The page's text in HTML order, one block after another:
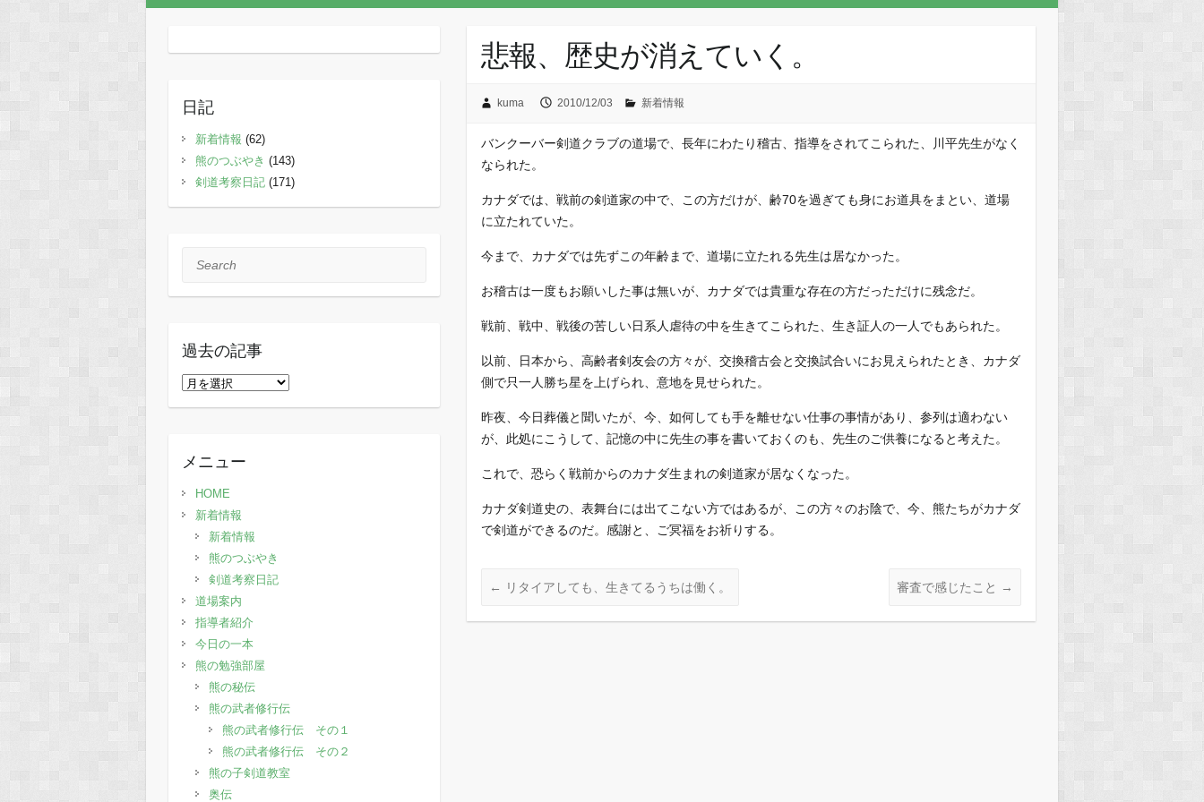
悲報、歴史が消えていく。
kuma 2010/12/03 新着情報
バンクーバー剣道クラブの道場で、長年にわたり稽古、指導をされてこられた、川平先生がなく
なられた。
カナダでは、戦前の剣道家の中で、この方だけが、齢70を過ぎても身にお道具をまとい、道場
に立たれていた。
今まで、カナダでは先ずこの年齢まで、道場に立たれる先生は居なかった。
お稽古は一度もお願いした事は無いが、カナダでは貴重な存在の方だっただけに残念だ。
戦前、戦中、戦後の苦しい日系人虐待の中を生きてこられた、生き証人の一人でもあられた。
以前、日本から、高齢者剣友会の方々が、交換稽古会と交換試合いにお見えられたとき、カナダ
側で只一人勝ち星を上げられ、意地を見せられた。
昨夜、今日葬儀と聞いたが、今、如何しても手を離せない仕事の事情があり、参列は適わない
が、此処にこうして、記憶の中に先生の事を書いておくのも、先生のご供養になると考えた。
これで、恐らく戦前からのカナダ生まれの剣道家が居なくなった。
カナダ剣道史の、表舞台には出てこない方ではあるが、この方々のお陰で、今、熊たちがカナダ
で剣道ができるのだ。感謝と、ご冥福をお祈りする。
← リタイアしても、生きてるうちは働く。 審査で感じたこと →
日記
新着情報 (62)
熊のつぶやき (143)
剣道考察日記 (171)
Search
過去の記事
過
事
メニュー
HOME
新着情報
新着情報
熊のつぶやき
剣道考察日記
道場案内
指導者紹介
今日の一本
熊の勉強部屋
熊の秘伝
熊の武者修行伝
熊の武者修行伝 その１
熊の武者修行伝 その２
熊の子剣道教室
奥伝